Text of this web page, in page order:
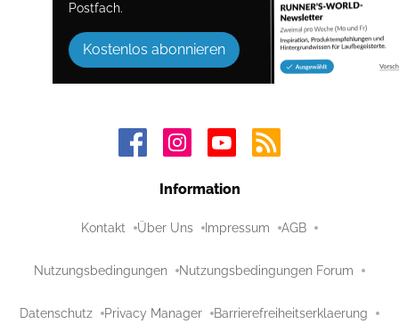
Postfach.
Kostenlos abonnieren
Information
Kontakt Über Uns Impressum AGB
Nutzungsbedingungen Nutzungsbedingungen Forum
Datenschutz Privacy Manager Barrierefreiheitserklaerung